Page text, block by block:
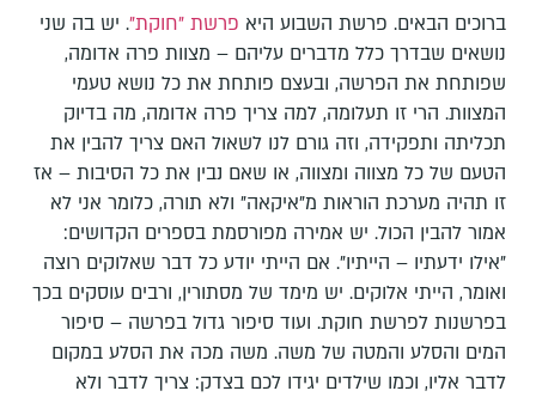
ברוכים הבאים. פרשת השבוע היא פרשת "חוקת". יש בה שני
נושאים שבדרך כלל מדברים עליהם – מצוות פרה אדומה,
שפותחת את הפרשה, ובעצם פותחת את כל נושא טעמי
המצוות. הרי זו תעלומה, למה צריך פרה אדומה, מה בדיוק
תכליתה ותפקידה, וזה גורם לנו לשאול האם צריך להבין את
הטעם של כל מצווה ומצווה, או שאם נבין את כל הסיבות – אז
זו תהיה מערכת הוראות מ"איקאה" ולא תורה, כלומר אני לא
אמור להבין הכול. יש אמירה מפורסמת בספרים הקדושים:
"אילו ידעתיו – הייתיו". אם הייתי יודע כל דבר שאלוקים רוצה
ואומר, הייתי אלוקים. יש מימד של מסתורין, ורבים עוסקים בכך
בפרשנות לפרשת חוקת. ועוד סיפור גדול בפרשה – סיפור
המים והסלע והמטה של משה. משה מכה את הסלע במקום
לדבר אליו, וכמו שילדים יגידו לכם בצדק: צריך לדבר ולא